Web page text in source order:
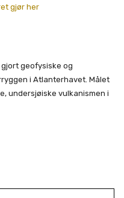
gjør her
geofysiske og
i Atlanterhavet. Målet
undersjøiske vulkanismen i